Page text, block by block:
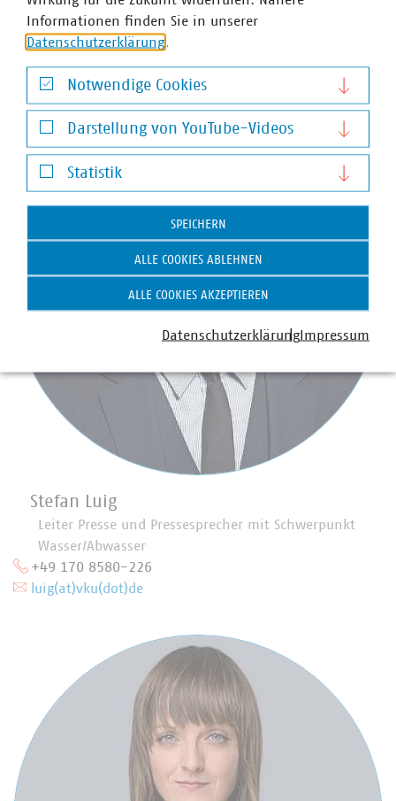
Ansprechpartner
Stefan Luig
Leiter Presse und Pressesprecher mit Schwerpunkt
Wasser/Abwasser
+49 170 8580-226
luig(at)vku(dot)de
Informationen finden Sie in unserer
Datenschutzerklärung
Notwendige Cookies
Notwendige Cookies
Darstellung von YouTube-Videos
Darstellung von YouTube-Videos
Statistik
Statistik
SPEICHERN
ALLE COOKIES ABLEHNEN
ALLE COOKIES AKZEPTIEREN
DatenschutzerklärungImpressum